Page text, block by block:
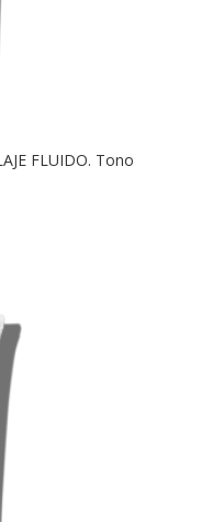
FLUIDO. Tono